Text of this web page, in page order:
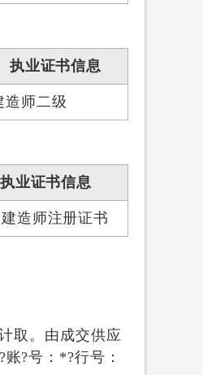
执业证书信息
造师二级
执业证书信息
造师注册证书
取。由成交供应
?号：*?行号：